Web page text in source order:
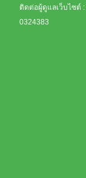
ติดต่อผู้ดูแลเว็บไซต์ :
0324383